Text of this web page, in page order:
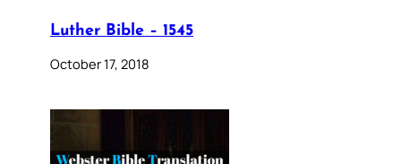
Luther Bible – 1545
October 17, 2018